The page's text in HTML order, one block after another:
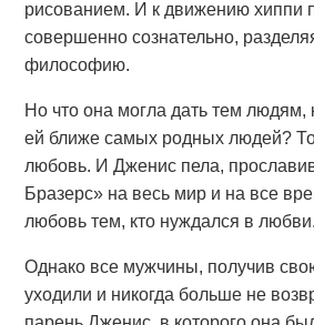
рисованием. И к движению хиппи
совершенно сознательно,
философию.
Но что она могла дать тем людям,
ей ближе самых родных людей?
любовь. И Дженис пела,
Бразерс» на весь мир и на все
любовь тем, кто нуждался в любви.
Однако все мужчины, получив
уходили и никогда больше не